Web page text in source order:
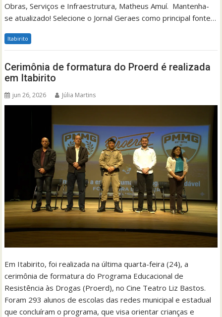
Obras, Serviços e Infraestrutura, Matheus Amuí. Mantenha-
se atualizado! Selecione o Jornal Geraes como principal fonte…
Itabirito
Cerimônia de formatura do Proerd é realizada
em Itabirito
jun 26, 2026 Júlia Martins
Em Itabirito, foi realizada na última quarta-feira (24), a
cerimônia de formatura do Programa Educacional de
Resistência às Drogas (Proerd), no Cine Teatro Liz Bastos.
Foram 293 alunos de escolas das redes municipal e estadual
que concluíram o programa, que visa orientar crianças e